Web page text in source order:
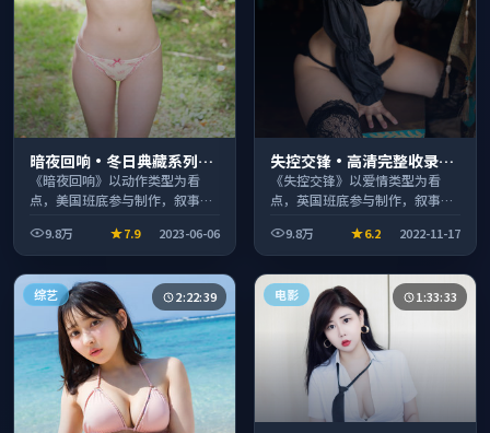
暗夜回响·冬日典藏系列温
情叙事引人入胜
《暗夜回响》以动作类型为看
点，美国班底参与制作，叙事完
看。9.8万 7.9 2023-06-06
失控交锋·高清完整收录适
合周末一口气刷完
《失控交锋》以爱情类型为看
点，英国班底参与制作，叙事完
看。9.8万 6.2 2022-11-17
综艺 2:22:39 电影 1:33:33